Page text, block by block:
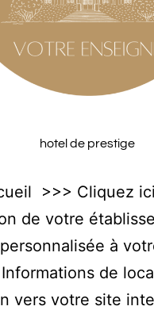
hotel de prestige
>>> Cliquez ici
de votre
à
de
vers votre site